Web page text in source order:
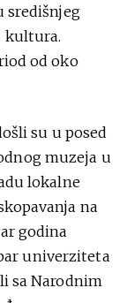
središnjeg
kultura.
od oko
su u posed
muzeja u
lokalne
na
godina
univerziteta
sa Narodnim